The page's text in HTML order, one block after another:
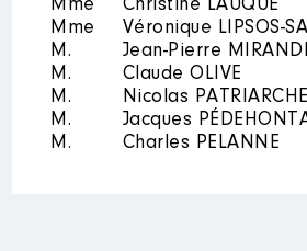
Rémunération ou
Année Montant
2015 9520 €
Mme
Christine LAUQUÉ
Mme
Véronique LIPSOS-
M.
Jean-Pierre
M.
Claude OLIVE
M.
Nicolas PATRIARCHE
M.
Jacques
M.
Charles PELANNE